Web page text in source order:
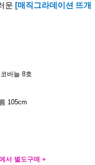
운 [매직그라데이션 뜨개
바늘 8호
105cm
서 별도구매 +